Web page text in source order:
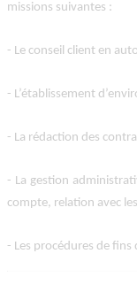
missions suivantes :
- Le conseil client en
- L’établissement
- La rédaction des
- La gestion
compte, relation avec
- Les procédures de